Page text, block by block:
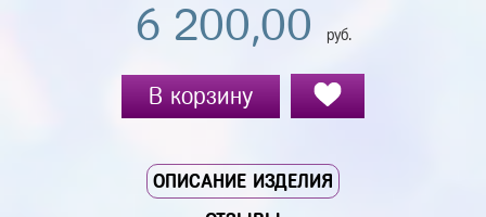
6 200,00 руб.
В корзину
ОПИСАНИЕ ИЗДЕЛИЯ